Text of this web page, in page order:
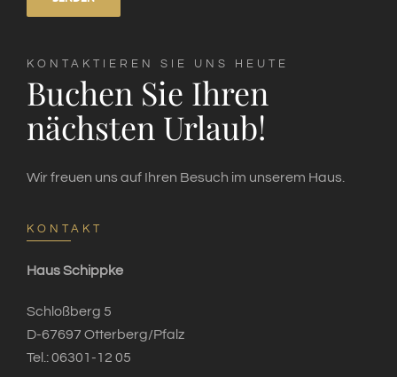
KONTAKTIEREN SIE UNS HEUTE
Buchen Sie Ihren
nächsten Urlaub!
Wir freuen uns auf Ihren Besuch im unserem Haus.
KONTAKT
Haus Schippke
Schloßberg 5
D-67697 Otterberg/Pfalz
Tel.: 06301-12 05